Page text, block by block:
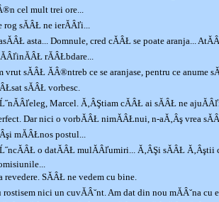
cel mult trei ore...
rog sĂÂŁ ne ierĂÂľi...
asta... Domnule, cred cĂÂŁ se poate aranja...
rĂÂŁbdare...
vrut sĂÂŁ ĂÂ®ntreb ce se aranjase, pentru ce anume
sĂÂŁ vorbesc.
Marcel. Ă‚ÂŞtiam cĂÂŁ ai sĂÂŁ ne
Dar nici o vorbĂÂŁ nimĂÂŁnui, n-aĂ‚Âş vrea
mĂÂŁnos postul...
o datĂÂŁ mulĂÂľumiri... Ă‚ÂŞi sĂÂŁ Ă‚Âştii
revedere. SĂÂŁ ne vedem cu bine.
rostisem nici un cuvĂÂ˘nt. Am dat din nou mĂÂ˘na cu